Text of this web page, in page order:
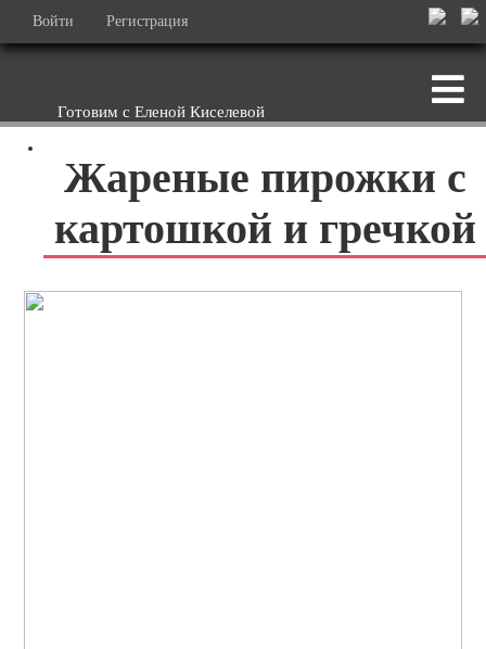
Войти Регистрация
Готовим с Еленой Киселевой
Жареные пирожки с
картошкой и гречкой